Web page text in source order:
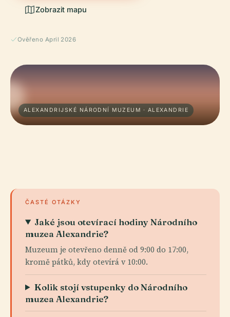
Zobrazit mapu
Ověřeno April 2026
ALEXANDRIJSKÉ NÁRODNÍ MUZEUM · ALEXANDRIE
ČASTÉ OTÁZKY
Jaké jsou otevírací hodiny Národního
muzea Alexandrie?
Muzeum je otevřeno denně od 9:00 do 17:00,
kromě pátků, kdy otevírá v 10:00.
Kolik stojí vstupenky do Národního
muzea Alexandrie?